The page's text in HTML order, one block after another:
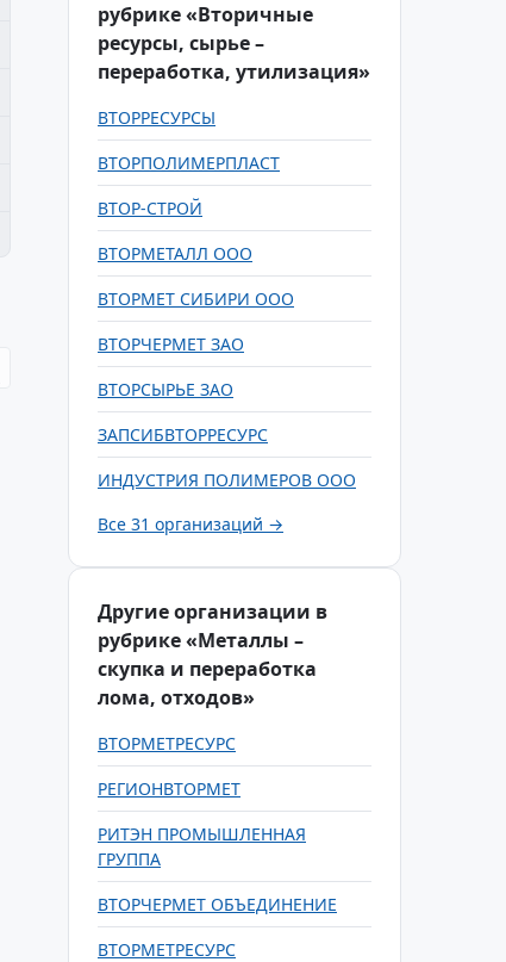
рубрике «Вторичные
ресурсы, сырье –
переработка, утилизация»
ВТОРРЕСУРСЫ
ВТОРПОЛИМЕРПЛАСТ
ВТОР-СТРОЙ
ВТОРМЕТАЛЛ ООО
ВТОРМЕТ СИБИРИ ООО
ВТОРЧЕРМЕТ ЗАО
ВТОРСЫРЬЕ ЗАО
ЗАПСИБВТОРРЕСУРС
ИНДУСТРИЯ ПОЛИМЕРОВ ООО
Все 31 организаций →
Другие организации в
рубрике «Металлы –
скупка и переработка
лома, отходов»
ВТОРМЕТРЕСУРС
РЕГИОНВТОРМЕТ
РИТЭН ПРОМЫШЛЕННАЯ
ГРУППА
ВТОРЧЕРМЕТ ОБЪЕДИНЕНИЕ
ВТОРМЕТРЕСУРС